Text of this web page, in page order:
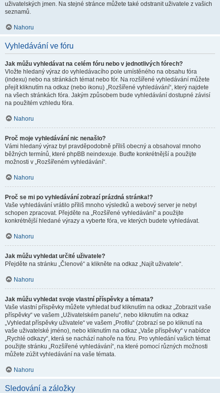
uživatelských jmen. Na stejné stránce můžete také odstranit uživatele z vašich
seznamů.
Nahoru
Vyhledávání ve fóru
Jak můžu vyhledávat na celém fóru nebo v jednotlivých fórech?
Vložte hledaný výraz do vyhledávacího pole umístěného na obsahu fóra
(indexu) nebo na stránkách témat nebo fór. Na rozšířené vyhledávání můžete
přejít kliknutím na odkaz (nebo ikonu) „Rozšířené vyhledávání“, který najdete
na všech stránkách fóra. Jakým způsobem bude vyhledávání dostupné závisí
na použitém vzhledu fóra.
Nahoru
Proč moje vyhledávání nic nenašlo?
Vámi hledaný výraz byl pravděpodobně příliš obecný a obsahoval mnoho
běžných termínů, které phpBB neindexuje. Buďte konkrétnější a použijte
možnosti v „Rozšířeném vyhledávání“.
Nahoru
Proč se mi po vyhledávání zobrazí prázdná stránka!?
Vaše vyhledávání vrátilo příliš mnoho výsledků a webový server je nebyl
schopen zpracovat. Přejděte na „Rozšířené vyhledávání“ a použijte
konkrétnější hledané výrazy a vyberte fóra, ve kterých budete vyhledávat.
Nahoru
Jak můžu vyhledat určité uživatele?
Přejděte na stránku „Členové“ a klikněte na odkaz „Najít uživatele“.
Nahoru
Jak můžu vyhledat svoje vlastní příspěvky a témata?
Vaše vlastní příspěvky můžete vyhledat buď kliknutím na odkaz „Zobrazit vaše
příspěvky“ ve vašem „Uživatelském panelu“, nebo kliknutím na odkaz
„Vyhledat příspěvky uživatele“ ve vašem „Profilu“ (zobrazí se po kliknutí na
vaše uživatelské jméno), nebo kliknutím na odkaz „Vaše příspěvky“ v nabídce
„Rychlé odkazy“, která se nachází nahoře na fóru. Pro vyhledání vašich témat
použijte stránku „Rozšířené vyhledávání“, na které pomocí různých možnosti
můžete zúžit vyhledávání na vaše témata.
Nahoru
Sledování a záložky